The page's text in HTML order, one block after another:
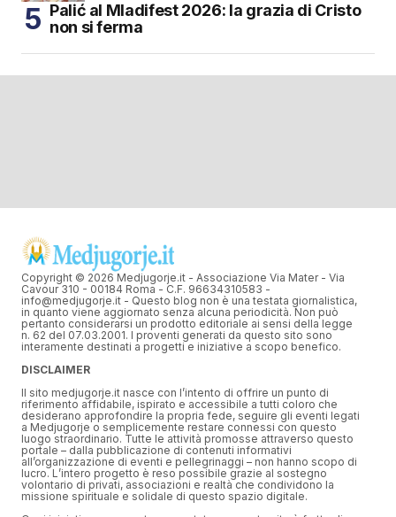
Palić al Mladifest 2026: la grazia di Cristo
non si ferma
Copyright © 2026 Medjugorje.it - Associazione Via Mater - Via
Cavour 310 - 00184 Roma - C.F. 96634310583 -
info@medjugorje.it - Questo blog non è una testata giornalistica,
in quanto viene aggiornato senza alcuna periodicità. Non può
pertanto considerarsi un prodotto editoriale ai sensi della legge
n. 62 del 07.03.2001. I proventi generati da questo sito sono
interamente destinati a progetti e iniziative a scopo benefico.
DISCLAIMER
Il sito medjugorje.it nasce con l’intento di offrire un punto di
riferimento affidabile, ispirato e accessibile a tutti coloro che
desiderano approfondire la propria fede, seguire gli eventi legati
a Medjugorje o semplicemente restare connessi con questo
luogo straordinario. Tutte le attività promosse attraverso questo
portale – dalla pubblicazione di contenuti informativi
all’organizzazione di eventi e pellegrinaggi – non hanno scopo di
lucro. L’intero progetto è reso possibile grazie al sostegno
volontario di privati, associazioni e realtà che condividono la
missione spirituale e solidale di questo spazio digitale.